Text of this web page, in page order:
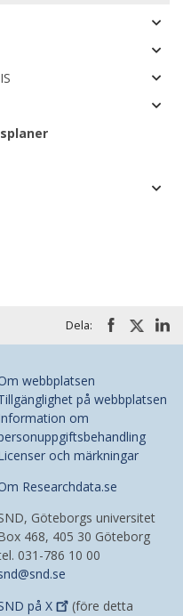
Dela:
webbplatsen
på webbplatsen
om
och märkningar
Researchdata.se
Göteborgs universitet
468, 405 30 Göteborg
031-786 10 00
på X (före detta